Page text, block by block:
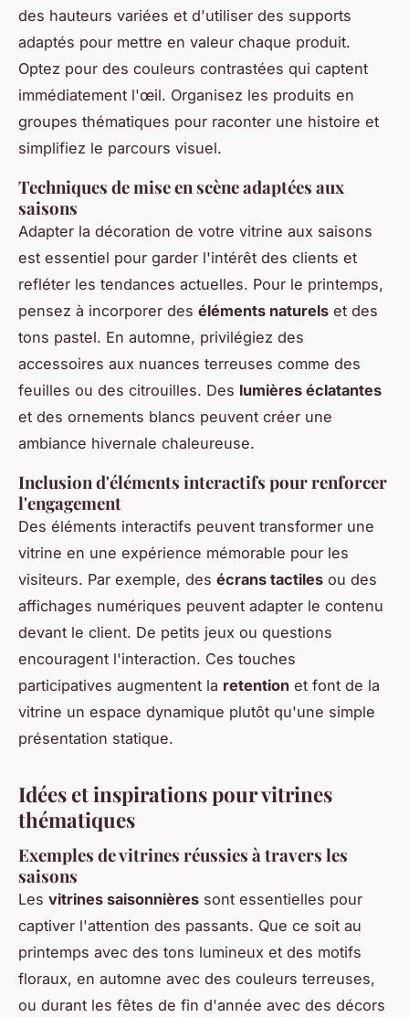
des hauteurs variées et d'utiliser des supports
adaptés pour mettre en valeur chaque produit.
Optez pour des couleurs contrastées qui captent
immédiatement l'œil. Organisez les produits en
groupes thématiques pour raconter une histoire et
simplifiez le parcours visuel.
Techniques de mise en scène adaptées aux
saisons
Adapter la décoration de votre vitrine aux saisons
est essentiel pour garder l'intérêt des clients et
refléter les tendances actuelles. Pour le printemps,
pensez à incorporer des éléments naturels et des
tons pastel. En automne, privilégiez des
accessoires aux nuances terreuses comme des
feuilles ou des citrouilles. Des lumières éclatantes
et des ornements blancs peuvent créer une
ambiance hivernale chaleureuse.
Inclusion d'éléments interactifs pour renforcer
l'engagement
Des éléments interactifs peuvent transformer une
vitrine en une expérience mémorable pour les
visiteurs. Par exemple, des écrans tactiles ou des
affichages numériques peuvent adapter le contenu
devant le client. De petits jeux ou questions
encouragent l'interaction. Ces touches
participatives augmentent la retention et font de la
vitrine un espace dynamique plutôt qu'une simple
présentation statique.
Idées et inspirations pour vitrines
thématiques
Exemples de vitrines réussies à travers les
saisons
Les vitrines saisonnières sont essentielles pour
captiver l'attention des passants. Que ce soit au
printemps avec des tons lumineux et des motifs
floraux, en automne avec des couleurs terreuses,
ou durant les fêtes de fin d'année avec des décors